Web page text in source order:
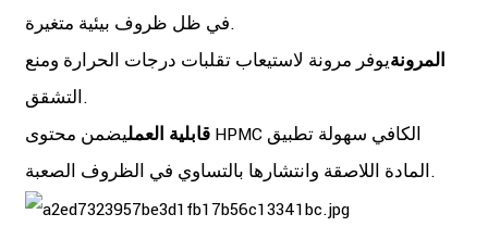
في ظل ظروف بيئية متغيرة.
المرونةيوفر مرونة لاستيعاب تقلبات درجات الحرارة ومنع
التشقق.
قابلية العمليضمن محتوى HPMC الكافي سهولة تطبيق
المادة اللاصقة وانتشارها بالتساوي في الظروف الصعبة.